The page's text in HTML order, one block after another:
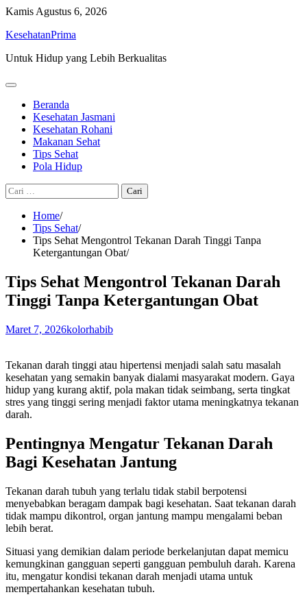
Skip
content
Kamis Agustus 6, 2026
KesehatanPrima
Untuk Hidup yang Lebih Berkualitas
Beranda
Kesehatan Jasmani
Kesehatan Rohani
Makanan Sehat
Tips Sehat
Pola Hidup
Cari
untuk:
Home
Tips Sehat
Tips Sehat Mengontrol Tekanan Darah Tinggi Tanpa
Ketergantungan Obat
Tips Sehat Mengontrol Tekanan Darah
Tinggi Tanpa Ketergantungan Obat
Maret 7, 2026kolorhabib
Tekanan darah tinggi atau hipertensi menjadi salah satu masalah
kesehatan yang semakin banyak dialami masyarakat modern. Gaya
hidup yang kurang aktif, pola makan tidak seimbang, serta tingkat
stres yang tinggi sering menjadi faktor utama meningkatnya tekanan
darah.
Pentingnya Mengatur Tekanan Darah
Bagi Kesehatan Jantung
Tekanan darah tubuh yang terlalu tidak stabil berpotensi
menyebabkan beragam dampak bagi kesehatan. Saat tekanan darah
tidak mampu dikontrol, organ jantung mampu mengalami beban
lebih berat.
Situasi yang demikian dalam periode berkelanjutan dapat memicu
kemungkinan gangguan seperti gangguan pembuluh darah. Karena
itu, mengatur kondisi tekanan darah menjadi utama untuk
mempertahankan kesehatan tubuh.